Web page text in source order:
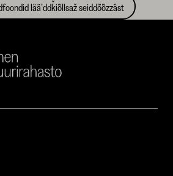
lääʹddǩiõllsaž seiddõõzzâst